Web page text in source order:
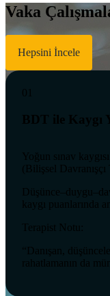
Vaka
Hepsini İncele
01
BDT ile Kaygı
Yoğun sınav
(Bilişsel
kaygı puanlarında
Terapist Notu:
“Danışan,
rahatlamanın da